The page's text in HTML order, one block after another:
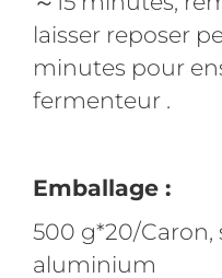
laisser reposer
minutes pour
fermenteur .
Emballage :
500 g*20/Caron,
aluminium